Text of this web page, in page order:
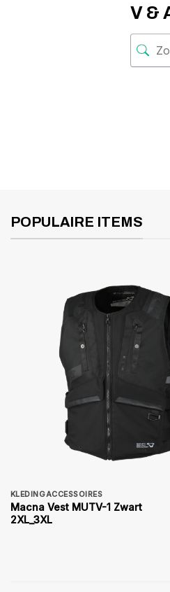
V &
POPULAIRE ITEMS
KLEDINGACCESSOIRES
Macna Vest MUTV-1 Zwart
2XL_3XL